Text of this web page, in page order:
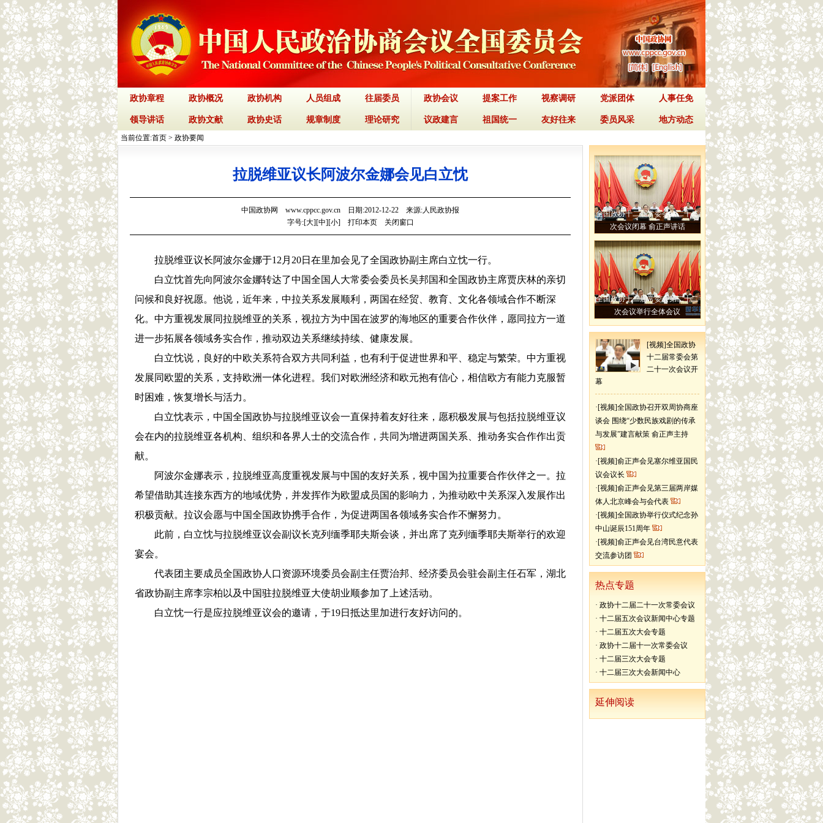
政协章程 政协概况 政协机构 人员组成 往届委员
领导讲话 政协文献 政协史话 规章制度 理论研究
政协会议 提案工作 视察调研 党派团体 人事任免
议政建言 祖国统一 友好往来 委员风采 地方动态
当前位置:首页 > 政协要闻
拉脱维亚议长阿波尔金娜会见白立忱
中国政协网 www.cppcc.gov.cn 日期:2012-12-22 来源:人民政协报
字号:[大][中][小] 打印本页 关闭窗口
拉脱维亚议长阿波尔金娜于12月20日在里加会见了全国政协副主席白立忱一行。
白立忱首先向阿波尔金娜转达了中国全国人大常委会委员长吴邦国和全国政协主席贾庆林的亲切
问候和良好祝愿。他说，近年来，中拉关系发展顺利，两国在经贸、教育、文化各领域合作不断深
化。中方重视发展同拉脱维亚的关系，视拉方为中国在波罗的海地区的重要合作伙伴，愿同拉方一道
进一步拓展各领域务实合作，推动双边关系继续持续、健康发展。
白立忱说，良好的中欧关系符合双方共同利益，也有利于促进世界和平、稳定与繁荣。中方重视
发展同欧盟的关系，支持欧洲一体化进程。我们对欧洲经济和欧元抱有信心，相信欧方有能力克服暂
时困难，恢复增长与活力。
白立忱表示，中国全国政协与拉脱维亚议会一直保持着友好往来，愿积极发展与包括拉脱维亚议
会在内的拉脱维亚各机构、组织和各界人士的交流合作，共同为增进两国关系、推动务实合作作出贡
献。
阿波尔金娜表示，拉脱维亚高度重视发展与中国的友好关系，视中国为拉重要合作伙伴之一。拉
希望借助其连接东西方的地域优势，并发挥作为欧盟成员国的影响力，为推动欧中关系深入发展作出
积极贡献。拉议会愿与中国全国政协携手合作，为促进两国各领域务实合作不懈努力。
此前，白立忱与拉脱维亚议会副议长克列缅季耶夫斯会谈，并出席了克列缅季耶夫斯举行的欢迎
宴会。
代表团主要成员全国政协人口资源环境委员会副主任贾治邦、经济委员会驻会副主任石军，湖北
省政协副主席李宗柏以及中国驻拉脱维亚大使胡业顺参加了上述活动。
白立忱一行是应拉脱维亚议会的邀请，于19日抵达里加进行友好访问的。
全国政协十二届常委会第二十二
次会议闭幕 俞正声讲话
全国政协十二届常委会第二十二
次会议举行全体会议
[视频]全国政协
十二届常委会第
二十一次会议开
幕
·[视频]全国政协召开双周协商座
谈会 围绕“少数民族戏剧的传承
与发展”建言献策 俞正声主持
·[视频]俞正声会见塞尔维亚国民
议会议长
·[视频]俞正声会见第三届两岸媒
体人北京峰会与会代表
·[视频]全国政协举行仪式纪念孙
中山诞辰151周年
·[视频]俞正声会见台湾民意代表
交流参访团
热点专题
·政协十二届二十一次常委会议
·十二届五次会议新闻中心专题
·十二届五次大会专题
·政协十二届十一次常委会议
·十二届三次大会专题
·十二届三次大会新闻中心
延伸阅读